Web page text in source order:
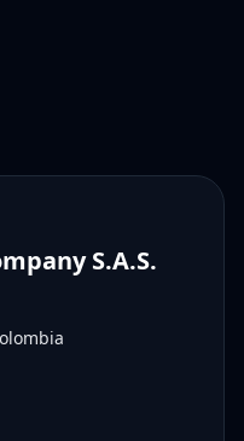
S.A.S.